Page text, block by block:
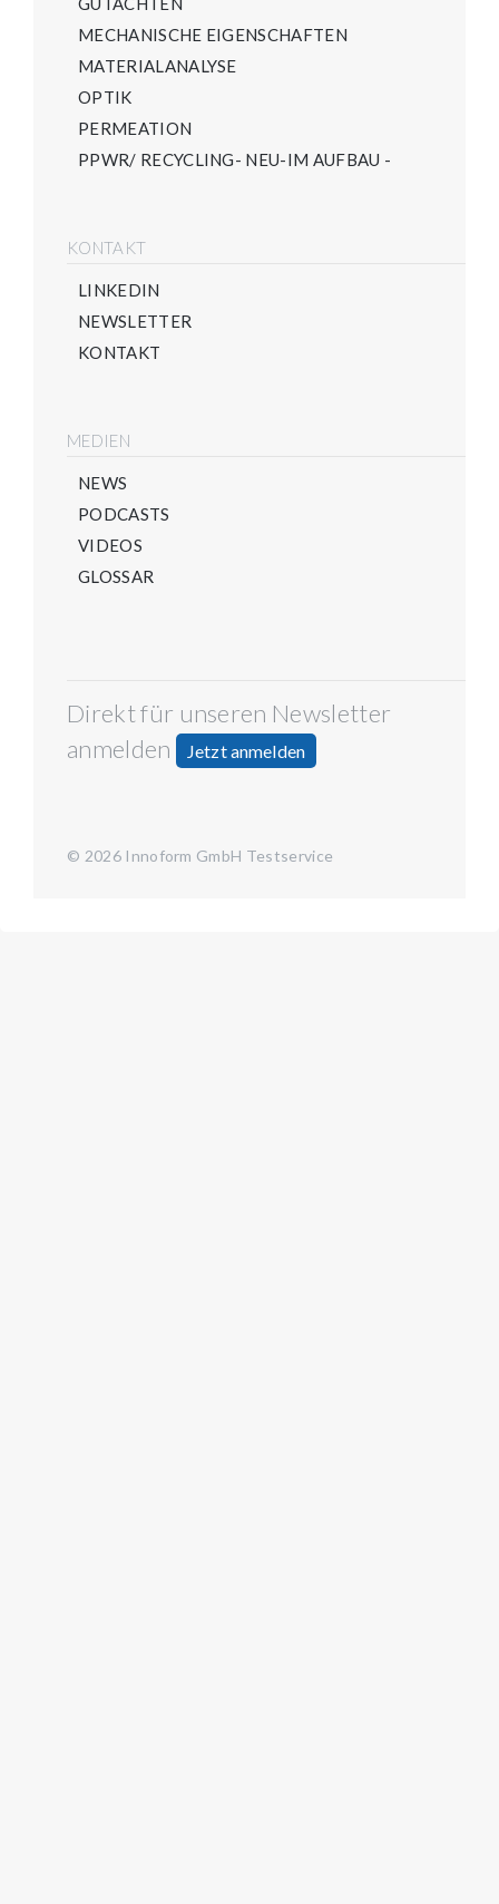
MECHANISCHE EIGENSCHAFTEN
MATERIALANALYSE
OPTIK
PERMEATION
PPWR/ RECYCLING- NEU-IM AUFBAU -
KONTAKT
LINKEDIN
NEWSLETTER
KONTAKT
MEDIEN
NEWS
PODCASTS
VIDEOS
GLOSSAR
Direkt für unseren Newsletter
anmelden
Jetzt anmelden
© 2026 Innoform GmbH Testservice